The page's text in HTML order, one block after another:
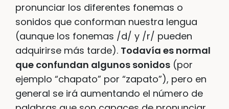
pronunciar los diferentes fonemas o
sonidos que conforman nuestra lengua
(aunque los fonemas /d/ y /r/ pueden
adquirirse más tarde). Todavía es normal
que confundan algunos sonidos (por
ejemplo “chapato” por “zapato”), pero en
general se irá aumentando el número de